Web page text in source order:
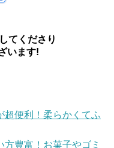
てくださり
います!
超便利！柔らかくてふ
豊富！お菓子やゴミ